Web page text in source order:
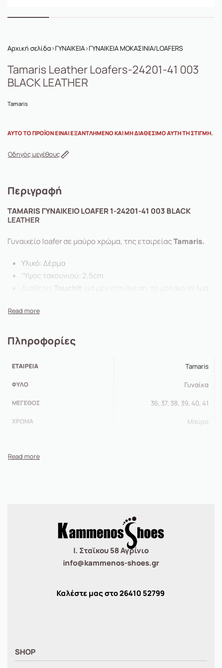
Αρχική σελίδα›ΓΥΝΑΙΚΕΙΑ›ΓΥΝΑΙΚΕΙΑ ΜΟΚΑΣΙΝΙΑ/LOAFERS
Tamaris Leather Loafers-24201-41 003
BLACK LEATHER
Tamaris
ΑΥΤΌ ΤΟ ΠΡΟΪΌΝ ΕΊΝΑΙ ΕΞΑΝΤΛΗΜΈΝΟ ΚΑΙ ΜΗ ΔΙΑΘΈΣΙΜΟ ΑΥΤΉ ΤΗ ΣΤΙΓΜΉ.
Οδηγός μεγέθους
Περιγραφή
TAMARIS ΓΥΝΑΙΚΕΙΟ LOAFER 1-24201-41 003 BLACK
LEATHER
Γυναικείο loafer σε μαύρο χρώμα, της εταιρείαςTamaris.
Υλικό: Δέρμα
‘Ύψος τακουνιού: 2,5cm
Πληροφορίες
ΕΤΑΙΡΕΊΑ Tamaris
ΦΎΛΟ Γυναίκα
ΜΈΓΕΘΟΣ 36, 37, 38, 39, 40, 41
ΧΡΏΜΑ Μαύρο
Ι. Σταϊκου 58 Αγρίνιο
info@kammenos-shoes.gr
Καλέστε μας στο26410 52799
SHOP